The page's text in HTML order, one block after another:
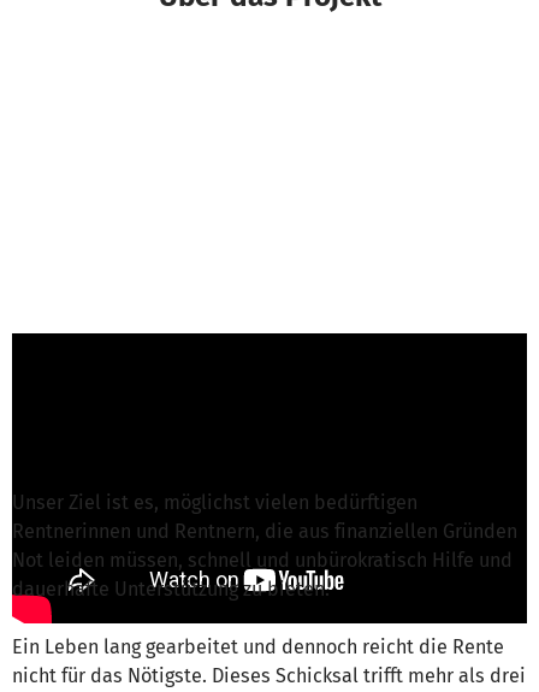
Unser Ziel ist es, möglichst vielen bedürftigen
Rentnerinnen und Rentnern, die aus finanziellen Gründen
Not leiden müssen, schnell und unbürokratisch Hilfe und
dauerhafte Unterstützung zu bieten.
Ein Leben lang gearbeitet und dennoch reicht die Rente
nicht für das Nötigste. Dieses Schicksal trifft mehr als drei